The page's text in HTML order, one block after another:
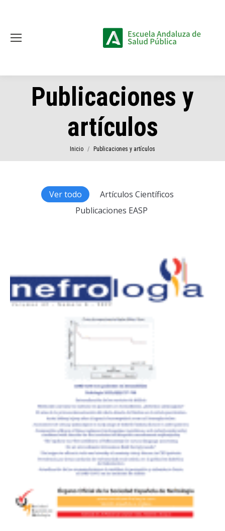
Publicaciones y
artículos
Estás aquí:
Inicio Publicaciones y artículos
Ver todo
Artículos Científicos
Publicaciones EASP